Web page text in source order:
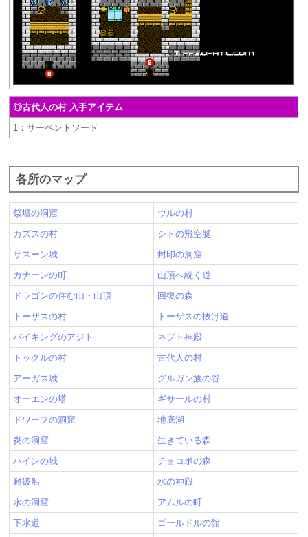
◎古代人の村 入手アイテム
1：サーペントソード
各所のマップ
祭壇の洞窟
ウルの村
カズスの村
シドの飛空艇
サスーン城
封印の洞窟
カナーンの町
山頂へ続く道
ドラゴンの住む山・山頂
回復の森
トーザスの村
トーザスの抜け道
バイキングのアジト
ネプト神殿
トックルの村
古代人の村
アーガス城
グルガン族の谷
オーエンの塔
ギサールの村
ドワーフの洞窟
地底湖
炎の洞窟
生きている森
ハインの城
チョコボの森
難破船
水の神殿
水の洞窟
アムルの町
下水道
ゴールドルの館